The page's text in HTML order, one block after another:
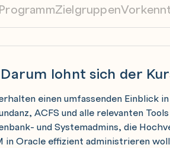
ProgrammZielgruppen
Darum lohnt sich der
einen umfassenden Einblick
ACFS und alle relevanten
und Systemadmins, die
in Oracle effizient administrieren